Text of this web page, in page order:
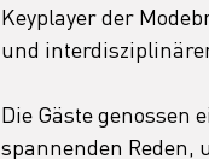
Keyplayer der
und
Die Gäste genossen
spannenden Reden,